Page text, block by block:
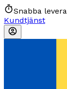
Snabba
Kundtjänst